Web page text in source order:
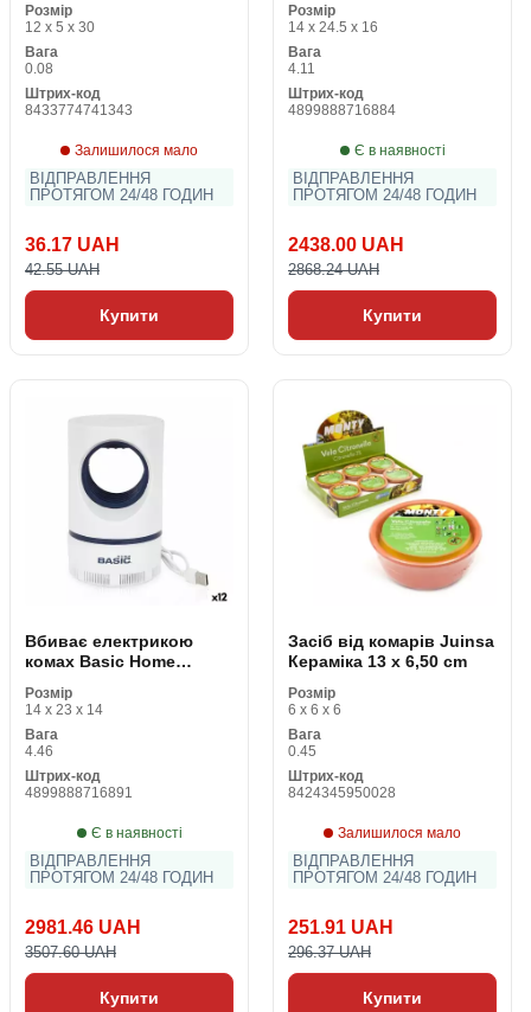
Розмір
12 x 5 x 30
Вага
0.08
Штрих-код
8433774741343
Залишилося мало
ВІДПРАВЛЕННЯ
ПРОТЯГОМ 24/48 ГОДИН
36.17 UAH
42.55 UAH
Купити
Розмір
14 x 24.5 x 16
Вага
4.11
Штрих-код
4899888716884
Є в наявності
ВІДПРАВЛЕННЯ
ПРОТЯГОМ 24/48 ГОДИН
2438.00 UAH
2868.24 UAH
Купити
Вбиває електрикою
комах Basic Home
штук)
Розмір
14 x 23 x 14
Вага
4.46
Штрих-код
4899888716891
Є в наявності
ВІДПРАВЛЕННЯ
ПРОТЯГОМ 24/48 ГОДИН
2981.46 UAH
3507.60 UAH
Купити
Засіб від комарів Juinsa
Кераміка 13 x 6,50 cm
Розмір
6 x 6 x 6
Вага
0.45
Штрих-код
8424345950028
Залишилося мало
ВІДПРАВЛЕННЯ
ПРОТЯГОМ 24/48 ГОДИН
251.91 UAH
296.37 UAH
Купити